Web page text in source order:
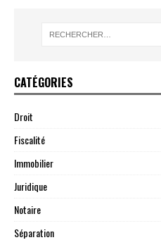
CATÉGORIES
Droit
Fiscalité
Immobilier
Juridique
Notaire
Séparation